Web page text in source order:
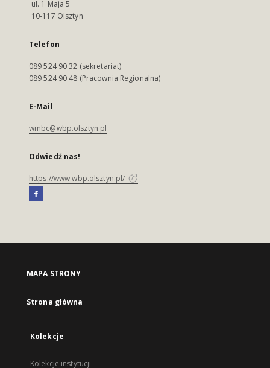
ul. 1 Maja 5
10-117 Olsztyn
Telefon
089 524 90 32 (sekretariat)
089 524 90 48 (Pracownia Regionalna)
E-Mail
wmbc@wbp.olsztyn.pl
Odwiedź nas!
https://www.wbp.olsztyn.pl/
MAPA STRONY
Strona główna
Kolekcje
Kolekcje instytucji